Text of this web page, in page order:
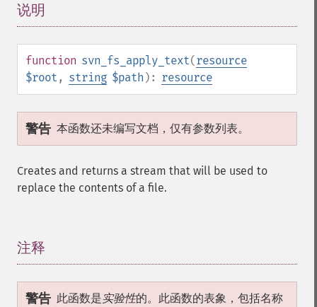
说明
function svn_fs_apply_text(resource
$root , string $path ): resource
警告 本函数还未编写文档，仅有参数列表。
Creates and returns a stream that will be used to
replace the contents of a file.
注释
警告 此函数是实验性的。此函数的表象，包括名称